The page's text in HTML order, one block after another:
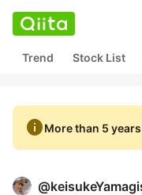
Trend Stock List
infoMore than 5
@